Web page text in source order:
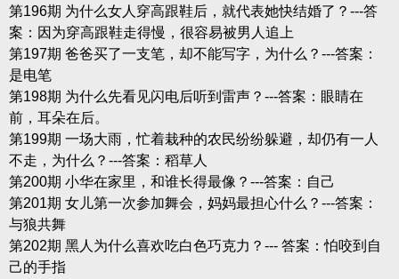
第196期 为什么女人穿高跟鞋后，就代表她快结婚了？---答
案：因为穿高跟鞋走得慢，很容易被男人追上
第197期 爸爸买了一支笔，却不能写字，为什么？---答案：
是电笔
第198期 为什么先看见闪电后听到雷声？---答案：眼睛在
前，耳朵在后。
第199期 一场大雨，忙着栽种的农民纷纷躲避，却仍有一人
不走，为什么？---答案：稻草人
第200期 小华在家里，和谁长得最像？---答案：自己
第201期 女儿第一次参加舞会，妈妈最担心什么？---答案：
与狼共舞
第202期 黑人为什么喜欢吃白色巧克力？--- 答案：怕咬到自
己的手指